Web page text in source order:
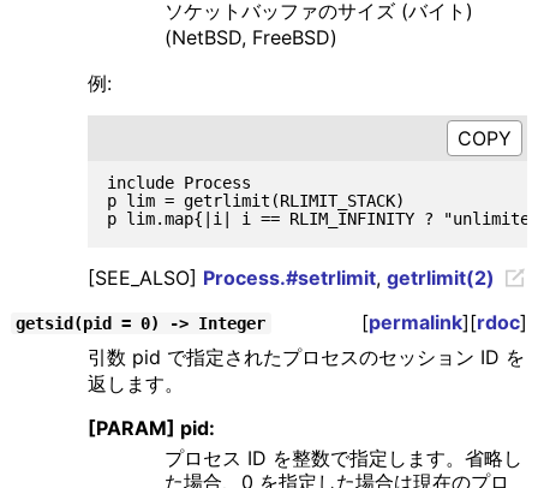
ソケットバッファのサイズ (バイト)
(NetBSD, FreeBSD)
例:
include Process
p lim = getrlimit(RLIMIT_STACK)
[SEE_ALSO] Process.#setrlimit, getrlimit(2)
getsid(pid = 0) -> Integer [permalink][rdoc]
引数 pid で指定されたプロセスのセッション ID を
返します。
[PARAM] pid:
プロセス ID を整数で指定します。省略し
た場合、0 を指定した場合は現在のプロ